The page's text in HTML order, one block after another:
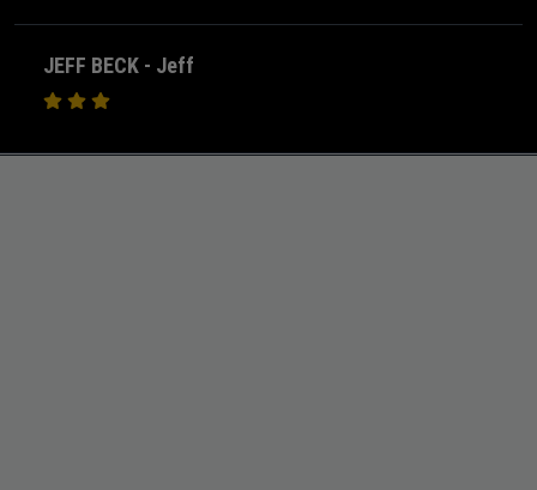
JEFF BECK - Jeff